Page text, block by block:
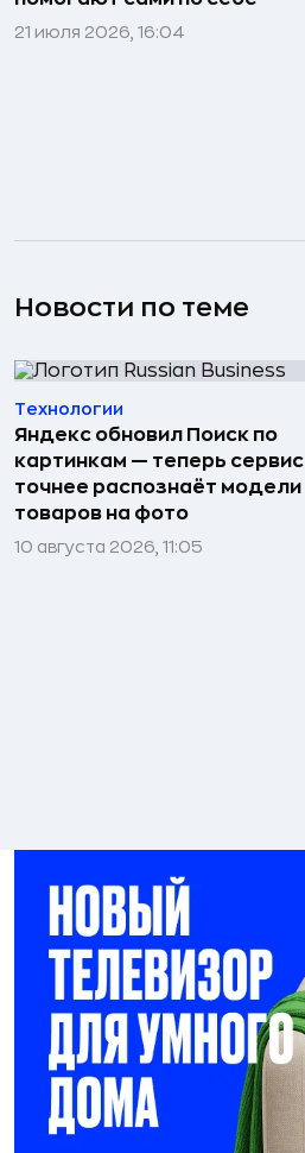
21 июля 2026, 16:04
Новости по теме
Технологии
Яндекс обновил Поиск по
картинкам — теперь сервис
точнее распознаёт модели
товаров на фото
10 августа 2026, 11:05